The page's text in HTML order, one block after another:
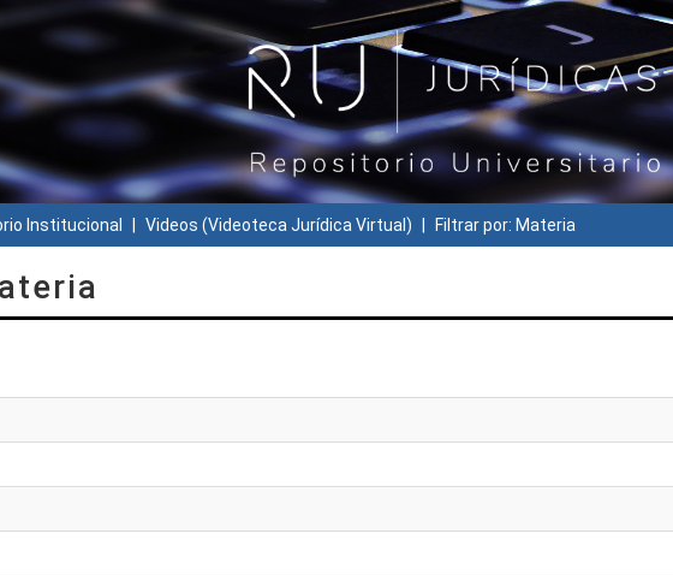
Institucional Videos (Videoteca Jurídica Virtual) Filtrar por: Materia